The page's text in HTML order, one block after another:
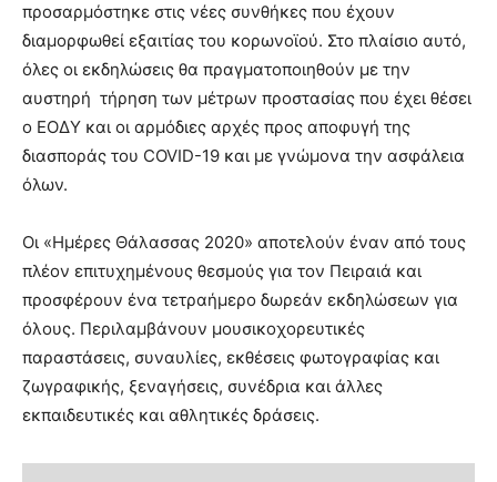
προσαρμόστηκε στις νέες συνθήκες που έχουν
διαμορφωθεί εξαιτίας του κορωνοϊού. Στο πλαίσιο αυτό,
όλες οι εκδηλώσεις θα πραγματοποιηθούν με την
αυστηρή τήρηση των μέτρων προστασίας που έχει θέσει
ο ΕΟΔΥ και οι αρμόδιες αρχές προς αποφυγή της
διασποράς του COVID-19 και με γνώμονα την ασφάλεια
όλων.
Οι «Ημέρες Θάλασσας 2020» αποτελούν έναν από τους
πλέον επιτυχημένους θεσμούς για τον Πειραιά και
προσφέρουν ένα τετραήμερο δωρεάν εκδηλώσεων για
όλους. Περιλαμβάνουν μουσικοχορευτικές
παραστάσεις, συναυλίες, εκθέσεις φωτογραφίας και
ζωγραφικής, ξεναγήσεις, συνέδρια και άλλες
εκπαιδευτικές και αθλητικές δράσεις.